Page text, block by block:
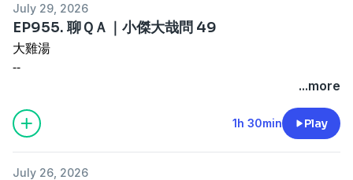
1:25:44 本週航訊（航線異動）
1:32:56 星宇大放票：阿拉斯加
1:47:41 本週 AeroRoutes 航訊
1:51:51 航班異常週報
2:05:53 本週點數特賣行情與估值調整
--
有任何合作請洽：jazztalk.podcast@gmail.com
其他連結傳送門：
July 29, 2026
EP955. 聊ＱＡ｜小傑大哉問 49
大雞湯
--
...more
1h 30min Play
July 26, 2026